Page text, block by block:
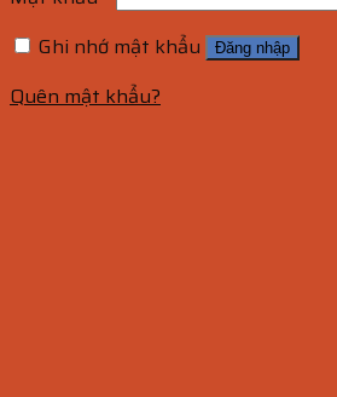
Ghi nhớ mật khẩu
Đăng nhập
Quên mật khẩu?